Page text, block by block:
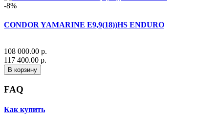
-8%
CONDOR YAMARINE E9,9(18))HS ENDURO
108 000.00 р.
117 400.00 р.
В корзину
FAQ
Как купить